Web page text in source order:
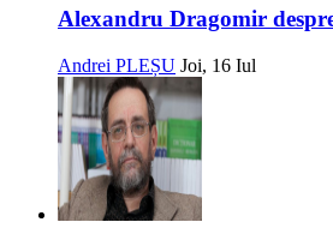
Alexandru Dragomir
Andrei PLEȘU Joi, 16 Iul